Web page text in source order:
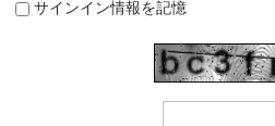
サインイン情報を記憶